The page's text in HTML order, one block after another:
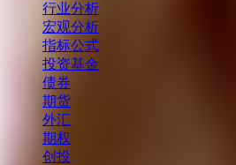
行业分析
宏观分析
指标公式
投资基金
债券
期货
外汇
期权
创投